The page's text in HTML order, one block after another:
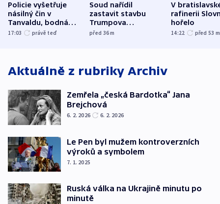
Policie vyšetřuje
násilný čin v
Tanvaldu, bodná
zranění při něm
17:03 právě teď
Soud nařídil
zastavit stavbu
Trumpova
tanečního sálu
před 36m
V
rafinerii
hořelo
14:22 před 53 m
Aktuálně z rubriky Archiv
Zemřela „česká Bardotka“ Jana
Brejchová
6. 2. 2026 6. 2. 2026
Le Pen byl mužem kontroverzních
výroků a symbolem
7. 1. 2025
Ruská válka na Ukrajině minutu po
minutě